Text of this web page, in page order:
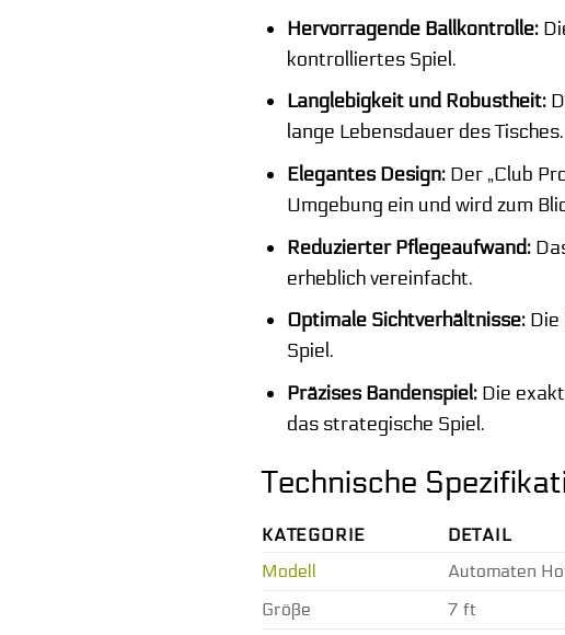
Hervorragende Ballkontrolle:
kontrolliertes Spiel.
Langlebigkeit und Robustheit:
lange Lebensdauer des Tisches.
Elegantes Design:Der „Club
Umgebung ein und wird zum
Reduzierter Pflegeaufwand:
erheblich vereinfacht.
Optimale Sichtverhältnisse:Die
Spiel.
Präzises Bandenspiel:Die
das strategische Spiel.
Technische
KATEGORIE
DETAIL
Modell
Automaten
Größe
7 ft